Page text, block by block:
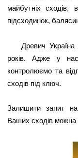
майбутніх сходів,
підсходинок,
Древич
років. Адже у
контролюємо та
сходів під ключ.
Залишити запит на
Ваших сходів можна